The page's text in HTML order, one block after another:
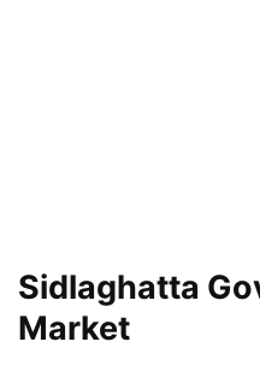
Sidlaghatta
Market